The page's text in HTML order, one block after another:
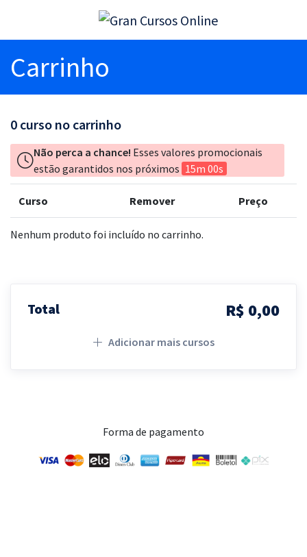
Carrinho
0 curso no carrinho
Não perca a chance! Esses valores promocionais
estão garantidos nos próximos 15m 00s
Curso Remover Preço
Nenhum produto foi incluído no carrinho.
Total R$ 0,00
Adicionar mais cursos
Forma de pagamento